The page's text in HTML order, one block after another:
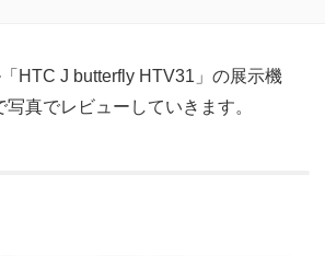
HTC J butterfly HTV31」の展示機
真でレビューしていきます。